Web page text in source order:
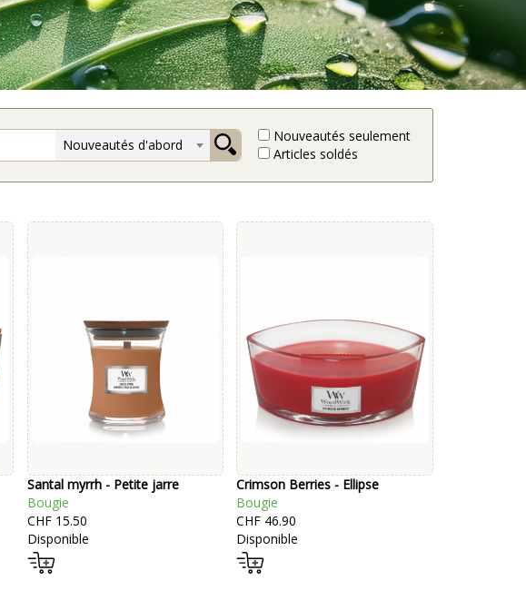
Nouveautés d'abord
Nouveautés seulement
Articles soldés
Santal myrrh - Petite jarre
Bougie
CHF 15.50
Disponible
Crimson Berries - Ellipse
Bougie
CHF 46.90
Disponible